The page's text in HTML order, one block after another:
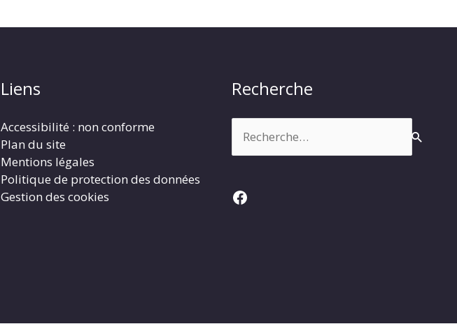
Liens
Accessibilité : non conforme
Plan du site
Mentions légales
Politique de protection des données
Gestion des cookies
Recherche
Facebook